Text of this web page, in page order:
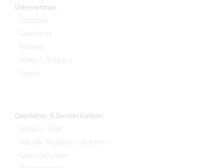
Unternehmen
Standorte
Geschichte
Karriere
News & Aktuelles
Events
Geschäfts- & Sonderkunden
Wissen / Tipps
Aktuelle Angebote / Aktionen
Gewerbekunden